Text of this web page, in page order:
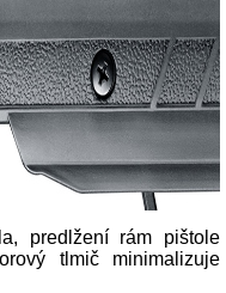
predlžení rám pištole
tlmič minimalizuje